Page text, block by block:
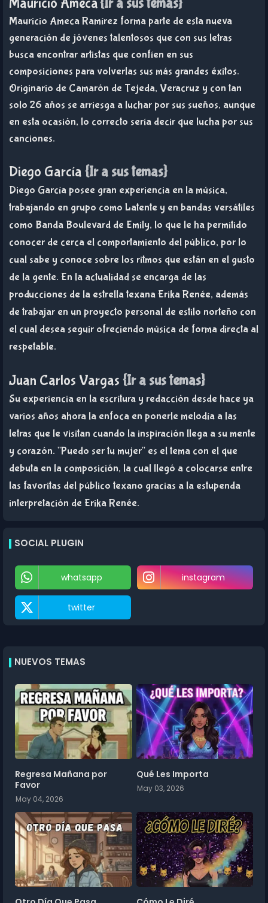
Mauricio Ameca{Ir a sus temas}
Mauricio Ameca Ramírez forma parte de esta nueva
generación de jóvenes talentosos que con sus letras
busca encontrar artistas que confíen en sus
composiciones para volverlas sus más grandes éxitos.
Originario de Camarón de Tejeda, Veracruz y con tan
solo 26 años se arriesga a luchar por sus sueños, aunque
en esta ocasión, lo correcto sería decir que lucha por sus
canciones.
Diego García {Ir a sus temas}
Diego García posee gran experiencia en la música,
trabajando en grupo como Latente y en bandas versátiles
como Banda Boulevard de Emily, lo que le ha permitido
conocer de cerca el comportamiento del público, por lo
cual sabe y conoce sobre los ritmos que están en el gusto
de la gente. En la actualidad se encarga de las
producciones de la estrella texana Erika Renée, además
de trabajar en un proyecto personal de estilo norteño con
el cual desea seguir ofreciendo música de forma directa al
respetable.
Juan Carlos Vargas {Ir a sus temas}
Su experiencia en la escritura y redacción desde hace ya
varios años ahora la enfoca en ponerle melodía a las
letras que le visitan cuando la inspiración llega a su mente
y corazón. "Puedo ser tu mujer" es el tema con el que
debuta en la composición, la cual llegó a colocarse entre
las favoritas del público texano gracias a la estupenda
interpretación de Erika Renée.
SOCIAL PLUGIN
whatsapp instagram
twitter
NUEVOS TEMAS
Regresa Mañana por
Favor
May 04, 2026
Qué Les Importa
May 03, 2026